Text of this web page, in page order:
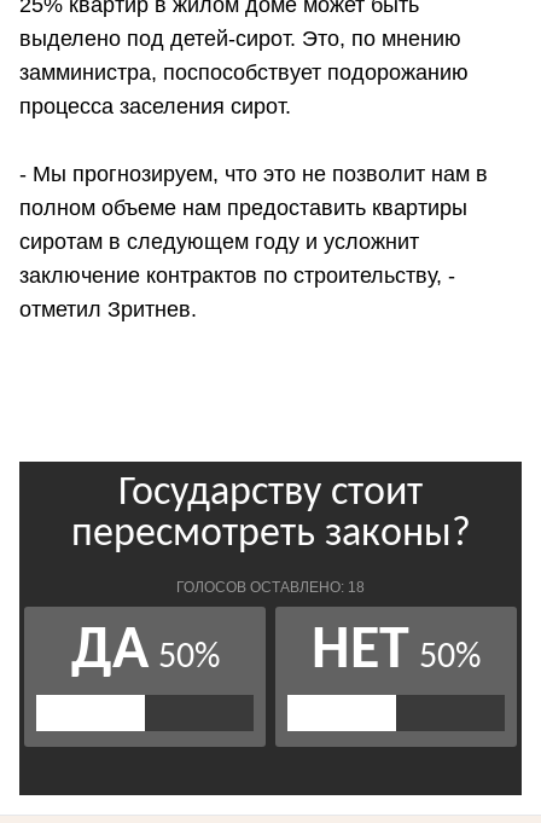
выделено под детей-сирот. Это, по мнению
замминистра, поспособствует подорожанию
процесса заселения сирот.
- Мы прогнозируем, что это не позволит нам в
полном объеме нам предоставить квартиры
сиротам в следующем году и усложнит
заключение контрактов по строительству, -
отметил Зритнев.